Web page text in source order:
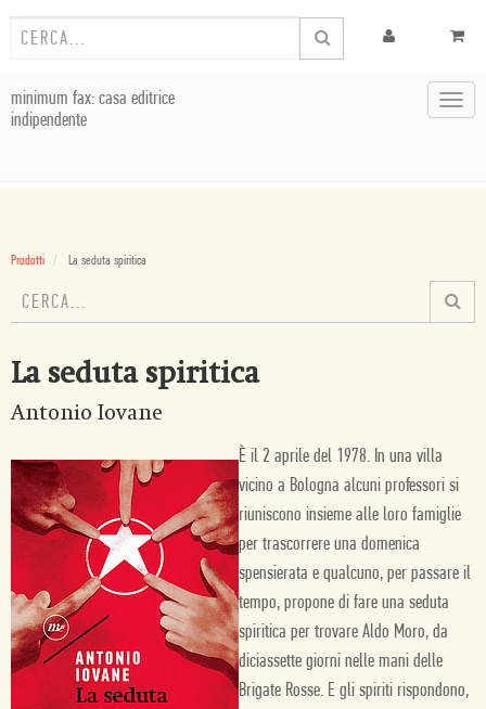
minimum fax: casa editrice
indipendente
Prodotti La seduta spiritica
La seduta spiritica
Antonio Iovane
È il 2 aprile del 1978. In una villa
vicino a Bologna alcuni professori si
riuniscono insieme alle loro famiglie
per trascorrere una domenica
spensierata e qualcuno, per passare il
tempo, propone di fare una seduta
spiritica per trovare Aldo Moro, da
diciassette giorni nelle mani delle
Brigate Rosse. E gli spiriti rispondono,